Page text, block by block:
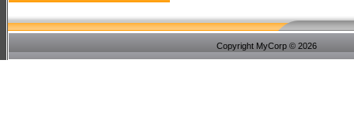
Copyright MyCorp © 2026